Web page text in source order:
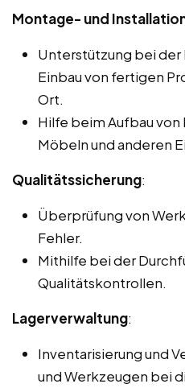
Montage- und
Unterstützung bei der
Einbau von fertigen
Ort.
Hilfe beim Aufbau von
Möbeln und anderen
Qualitätssicherung:
Überprüfung von
Fehler.
Mithilfe bei der
Qualitätskontrollen.
Lagerverwaltung:
Inventarisierung und
und Werkzeugen bei